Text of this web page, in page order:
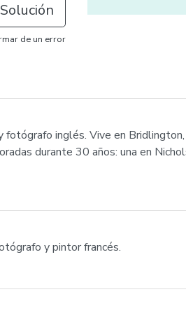
Solución
de un error
inglés. Vive en
durante 30 años: una en
y pintor francés.